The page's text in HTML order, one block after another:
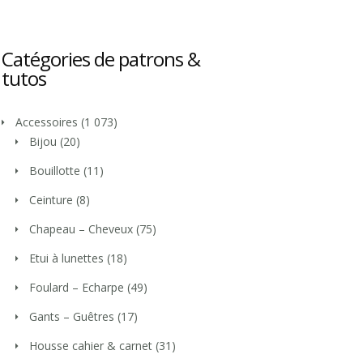
Catégories de patrons &
tutos
Accessoires (1 073)
Bijou (20)
Bouillotte (11)
Ceinture (8)
Chapeau – Cheveux (75)
Etui à lunettes (18)
Foulard – Echarpe (49)
Gants – Guêtres (17)
Housse cahier & carnet (31)